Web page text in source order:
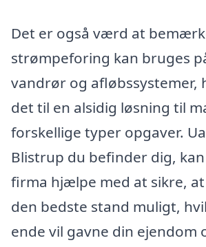
Det er også værd at
strømpeforing kan bruges
vandrør og afløbssystemer,
det til en alsidig løsning til
forskellige typer opgaver.
Blistrup du befinder dig,
firma hjælpe med at sikre,
den bedste stand muligt,
ende vil gavne din ejendom